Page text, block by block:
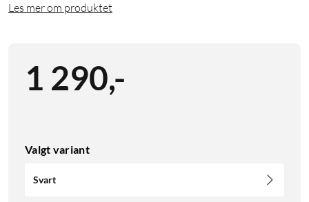
Les mer om produktet
1 290,-
Valgt variant
Svart